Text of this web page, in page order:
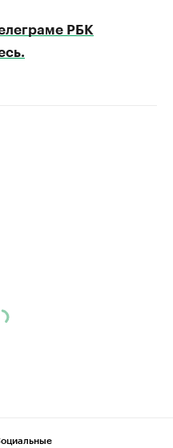
РБК